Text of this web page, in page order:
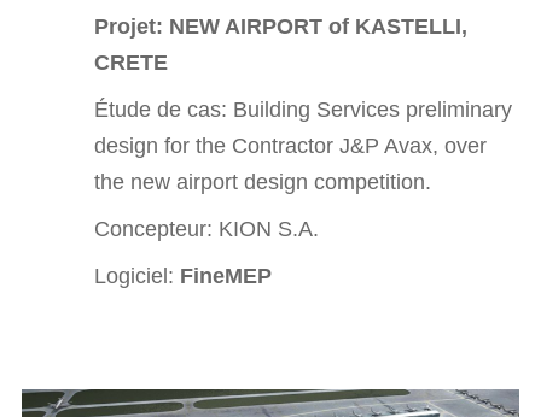
Projet: NEW AIRPORT of KASTELLI,
CRETE
Étude de cas: Building Services preliminary
design for the Contractor J&P Avax, over
the new airport design competition.
Concepteur: KION S.A.
Logiciel: FineMEP